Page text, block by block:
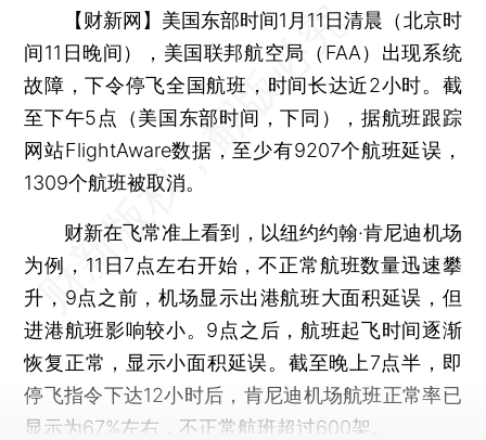
【财新网】 美国东部时间1月11日清晨（北京时
间11日晚间），美国联邦航空局（FAA）出现系统
故障，下令停飞全国航班，时间长达近2小时。截
至下午5点（美国东部时间，下同），据航班跟踪
网站FlightAware数据，至少有9207个航班延误，
1309个航班被取消。
财新在飞常准上看到，以纽约约翰·肯尼迪机场
为例，11日7点左右开始，不正常航班数量迅速攀
升，9点之前，机场显示出港航班大面积延误，但
进港航班影响较小。9点之后，航班起飞时间逐渐
恢复正常，显示小面积延误。截至晚上7点半，即
停飞指令下达12小时后，肯尼迪机场航班正常率已
显示为67%左右，不正常航班超过600架。